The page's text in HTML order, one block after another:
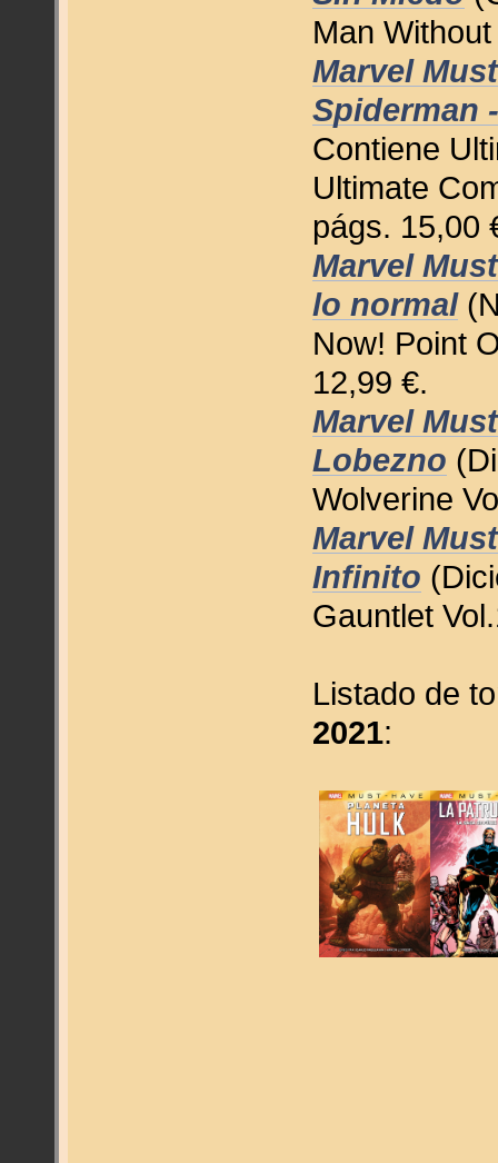
Man
Marvel
Spiderman
Contiene
Ultimate
págs. 15,00
Marvel
lo normal
Now! Point
12,99 €.
Marvel
Lobezno
Wolverine
Marvel
Infinito
Gauntlet
Listado de
2021: